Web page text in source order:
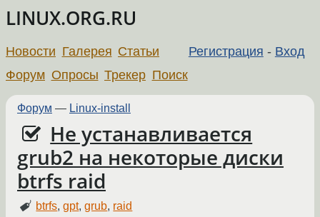
LINUX.ORG.RU
Регистрация - Вход
Новости Галерея Статьи
Форум Опросы Трекер Поиск
Форум — Linux-install
Не устанавливается
grub2 на некоторые диски
btrfs raid
btrfs,gpt,grub, raid